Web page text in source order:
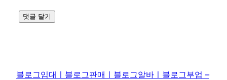
블로그임대ㅣ블로그판매ㅣ블로그알바ㅣ블로그부업 –